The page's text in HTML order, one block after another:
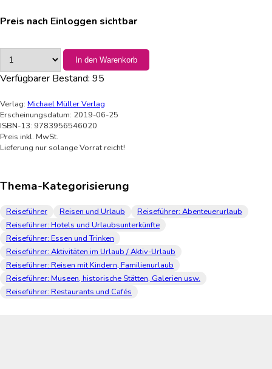
Preis nach Einloggen sichtbar
In den Warenkorb
Verfügbarer Bestand: 95
Verlag: Michael Müller Verlag
Erscheinungsdatum: 2019-06-25
ISBN-13: 9783956546020
Preis inkl. MwSt.
Lieferung nur solange Vorrat reicht!
Thema-Kategorisierung
Reiseführer Reisen und Urlaub
Reiseführer: Abenteuerurlaub
Reiseführer: Hotels und Urlaubsunterkünfte
Reiseführer: Essen und Trinken
Reiseführer: Aktivitäten im Urlaub / Aktiv-Urlaub
Reiseführer: Reisen mit Kindern, Familienurlaub
Reiseführer: Museen, historische Stätten, Galerien usw.
Reiseführer: Restaurants und Cafés